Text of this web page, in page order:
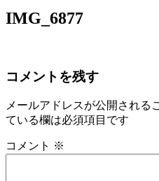
IMG_6877
コメントを残す
メールアドレスが公開される
ている欄は必須項目です
コメント ※